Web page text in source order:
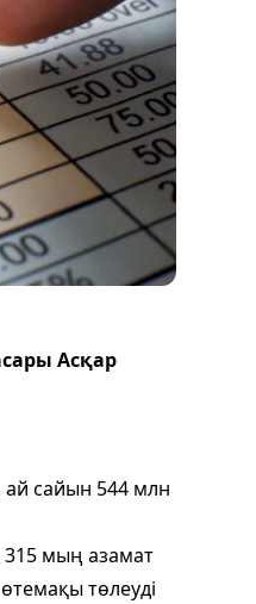
Асқар
сайын 544 млн
315 мың азамат
төлеуді